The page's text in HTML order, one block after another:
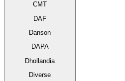
CMT
DAF
Danson
DAPA
Dhollandia
Diverse